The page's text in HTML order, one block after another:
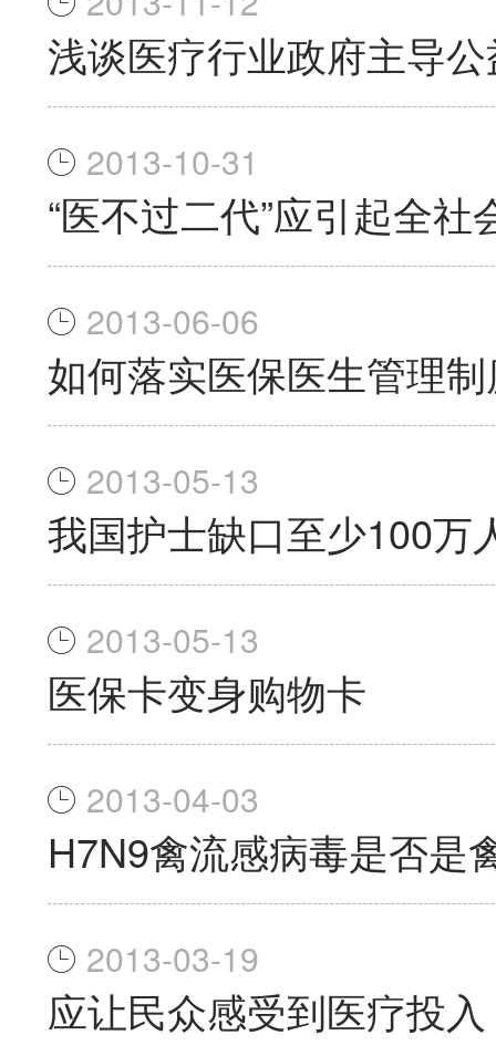
浅谈医疗行业政府主导
2013-10-31
“医不过二代”应引起全社
2013-06-06
如何落实医保医生管理
2013-05-13
我国护士缺口至少100万
2013-05-13
医保卡变身购物卡
2013-04-03
H7N9禽流感病毒是否是
2013-03-19
应让民众感受到医疗投入